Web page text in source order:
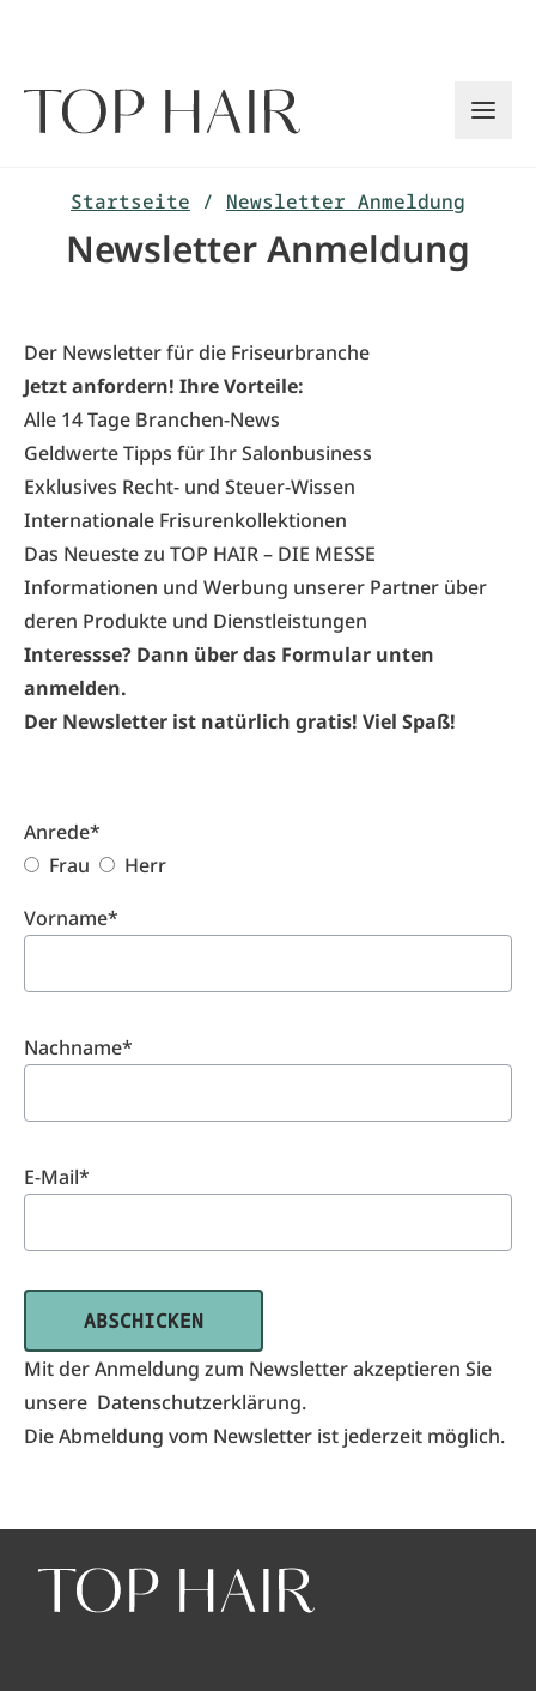
Startseite / Newsletter Anmeldung
Newsletter Anmeldung
Der Newsletter für die Friseurbranche
Jetzt anfordern! Ihre Vorteile:
Alle 14 Tage Branchen-News
Geldwerte Tipps für Ihr Salonbusiness
Exklusives Recht- und Steuer-Wissen
Internationale Frisurenkollektionen
Das Neueste zu TOP HAIR – DIE MESSE
Informationen und Werbung unserer Partner über
deren Produkte und Dienstleistungen
Interessse? Dann über das Formular unten
anmelden.
Der Newsletter ist natürlich gratis! Viel Spaß!
Anrede*
Frau
Herr
Vorname*
Nachname*
E-Mail*
ABSCHICKEN
Mit der Anmeldung zum Newsletter akzeptieren Sie
unsere Datenschutzerklärung.
Die Abmeldung vom Newsletter ist jederzeit möglich.